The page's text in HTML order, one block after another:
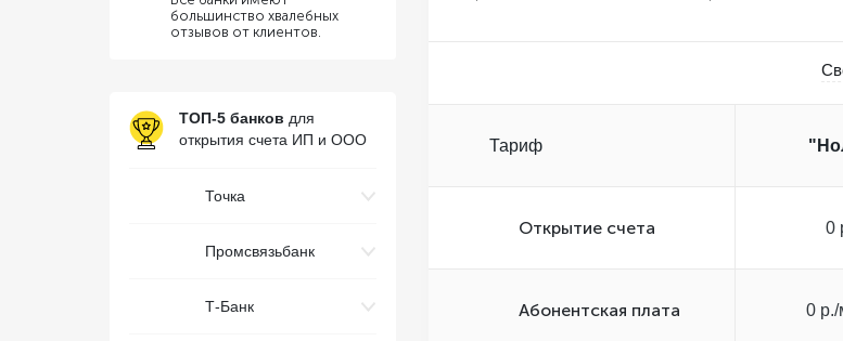
большинство хвалебных
отзывов от клиентов.
ТОП-5 банков для
открытия счета ИП и ООО
Точка
Промсвязьбанк
Т-Банк
Тариф
Открытиe счета 0
Абонентская плата 0 р./